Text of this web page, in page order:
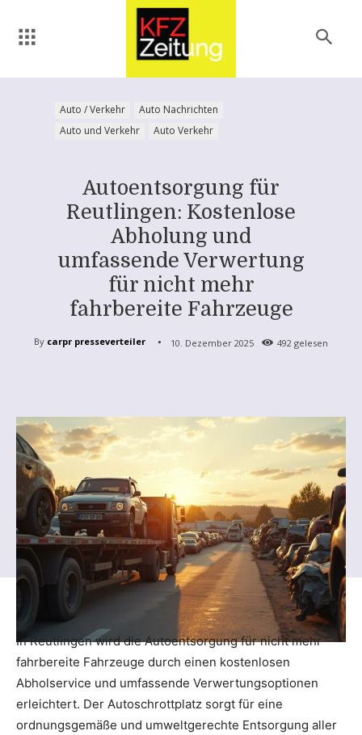
Auto / Verkehr
Auto Nachrichten
Auto und Verkehr
Auto Verkehr
Autoentsorgung für
Reutlingen: Kostenlose
Abholung und
umfassende Verwertung
für nicht mehr
fahrbereite Fahrzeuge
By carpr presseverteiler 10. Dezember 2025 492 gelesen
In Reutlingen wird die Autoentsorgung für nicht mehr
fahrbereite Fahrzeuge durch einen kostenlosen
Abholservice und umfassende Verwertungsoptionen
erleichtert. Der Autoschrottplatz sorgt für eine
ordnungsgemäße und umweltgerechte Entsorgung aller